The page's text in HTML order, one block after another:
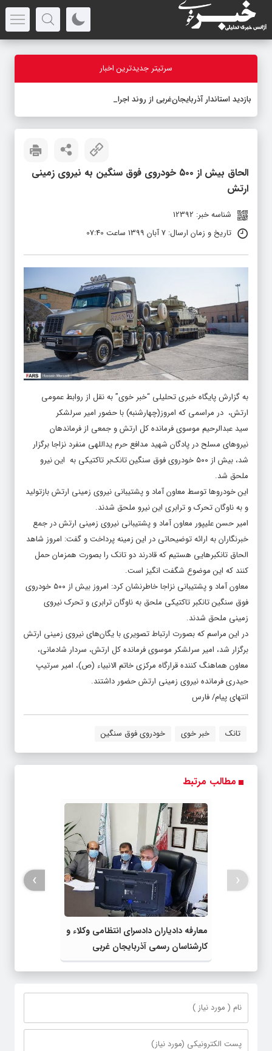
سرتیتر جدیدترین اخبار
بازدید استاندار آذربایجان‌غربی از روند اجرای پرو
الحاق بیش از ۵۰۰ خودروی فوق سنگین به نیروی زمینی
ارتش
شناسه خبر: 12392
تاریخ و زمان ارسال: 7 آبان 1399 ساعت 07:40
به گزارش پایگاه خبری تحلیلی “خبر خوی” به نقل از روابط عمومی
ارتش، در مراسمی که امروز(چهارشنبه) با حضور امیر سرلشکر
سید عبدالرحیم موسوی فرمانده کل ارتش و جمعی از فرماندهان
نیروهای مسلح در پادگان شهید مدافع حرم یداللهی منفرد نزاجا برگزار
شد، بیش از ۵۰۰ خودروی فوق سنگین تانک‌بر تاکتیکی به این نیرو
ملحق شد.
این خودروها توسط معاون آماد و پشتیبانی نیروی زمینی ارتش بازتولید
و به ناوگان تحرک و ترابری این نیرو ملحق شدند.
امیر حسن علیپور معاون آماد و پشتیبانی نیروی زمینی ارتش در جمع
خبرنگاران به ارائه توضیحاتی در این زمینه پرداخت و گفت: امروز شاهد
الحاق تانکبرهایی هستیم که قادرند دو تانک را بصورت همزمان حمل
کنند که این موضوع شگفت انگیز است.
معاون آماد و پشتیبانی نزاجا خاطرنشان کرد: امروز بیش از ۵۰۰ خودروی
فوق سنگین تانکبر تاکتیکی ملحق به ناوگان ترابری و تحرک نیروی
زمینی ملحق شدند.
در این مراسم که بصورت ارتباط تصویری با یگان‌های نیروی زمینی ارتش
برگزار شد، امیر سرلشکر موسوی فرمانده کل ارتش، سردار شادمانی،
معاون هماهنگ کننده قرارگاه مرکزی خاتم الانبیاء (ص)، امیر سرتیپ
حیدری فرمانده نیروی زمینی ارتش حضور داشتند.
انتهای پیام/ فارس
تانک خبر خوی خودروی فوق سنگین
مطالب مرتبط
معارفه دادیاران دادسرای انتظامی وکلاء و
کارشناسان رسمی آذربایجان غربی
‹
›